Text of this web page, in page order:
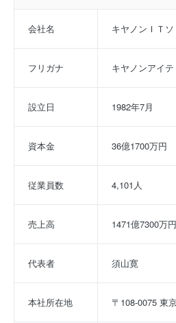
会社名 キヤノンＩＴ
フリガナ キヤノンアイ
設立日 1982年7月
資本金 36億1700万円
従業員数 4,101人
売上高 1471億7300万円
代表者 須山寛
本社所在地 〒108-0075 東